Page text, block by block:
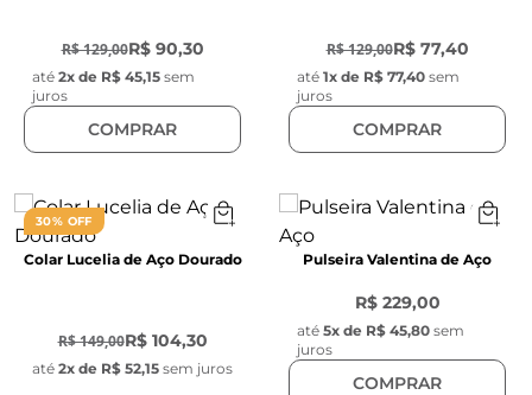
R$ 129,00R$ 90,30
até 2x de R$ 45,15 sem
juros
COMPRAR
R$ 129,00R$ 77,40
até 1x de R$ 77,40 sem
juros
COMPRAR
30% OFF
Colar Lucelia de Aço Dourado
R$ 149,00R$ 104,30
até 2x de R$ 52,15 sem juros
Pulseira Valentina de Aço
R$ 229,00
até 5x de R$ 45,80 sem
juros
COMPRAR